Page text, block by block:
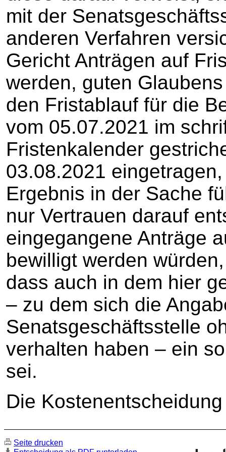
mit der
anderen Verfahren
Gericht Anträgen auf
werden, guten
den Fristablauf für die
vom 05.07.2021 im
Fristenkalender
03.08.2021
Ergebnis in der Sache
nur Vertrauen darauf
eingegangene Anträge
bewilligt werden
dass auch in dem hier
– zu dem sich die
Senatsgeschäftsstelle
verhalten haben – ein
sei.
Die
Seite drucken